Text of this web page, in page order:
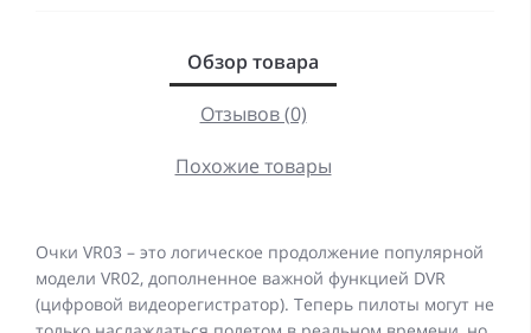
Обзор товара
Отзывов (0)
Похожие товары
Очки VR03 – это логическое продолжение популярной
модели VR02, дополненное важной функцией DVR
(цифровой видеорегистратор). Теперь пилоты могут не